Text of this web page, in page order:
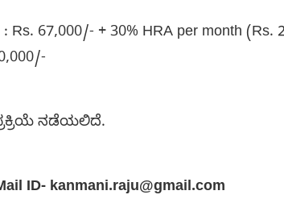
67,000/- + 30% HRA per month (Rs.
ನಡೆಯಲಿದೆ.
ID- kanmani.raju@gmail.com